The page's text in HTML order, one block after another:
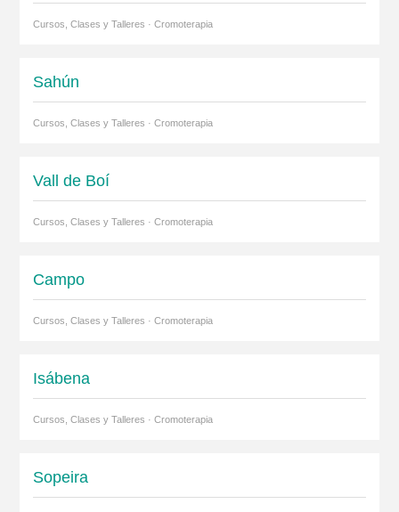
Cursos, Clases y Talleres · Cromoterapia
Sahún
Cursos, Clases y Talleres · Cromoterapia
Vall de Boí
Cursos, Clases y Talleres · Cromoterapia
Campo
Cursos, Clases y Talleres · Cromoterapia
Isábena
Cursos, Clases y Talleres · Cromoterapia
Sopeira